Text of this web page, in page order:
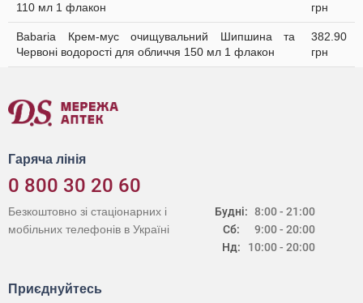
110 мл 1 флакон
грн
Babaria Крем-мус очищувальний Шипшина та
Червоні водорості для обличчя 150 мл 1 флакон
382.90
грн
Гаряча лінія
0 800 30 20 60
Будні:
Сб:
Нд:
8:00 - 21:00
9:00 - 20:00
10:00 - 20:00
Безкоштовно зі стаціонарних і
мобільних телефонів в Україні
Приєднуйтесь